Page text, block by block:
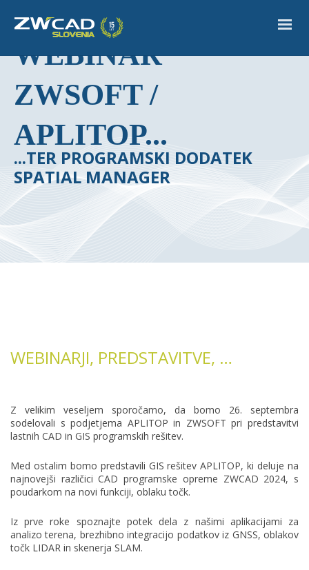
WEBINAR
ZWSOFT /
APLITOP...
...TER PROGRAMSKI DODATEK
SPATIAL MANAGER
WEBINARJI, PREDSTAVITVE, …
Z velikim veseljem sporočamo, da bomo 26. septembra
sodelovali s podjetjema APLITOP in ZWSOFT pri predstavitvi
lastnih CAD in GIS programskih rešitev.
Med ostalim bomo predstavili GIS rešitev APLITOP, ki deluje na
najnovejši različici CAD programske opreme ZWCAD 2024, s
poudarkom na novi funkciji, oblaku točk.
Iz prve roke spoznajte potek dela z našimi aplikacijami za
analizo terena, brezhibno integracijo podatkov iz GNSS, oblakov
točk LIDAR in skenerja SLAM.